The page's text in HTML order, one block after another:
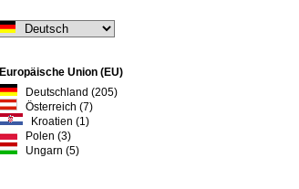
Europäische Union (EU)
Deutschland (205)
Österreich (7)
Kroatien (1)
Polen (3)
Ungarn (5)